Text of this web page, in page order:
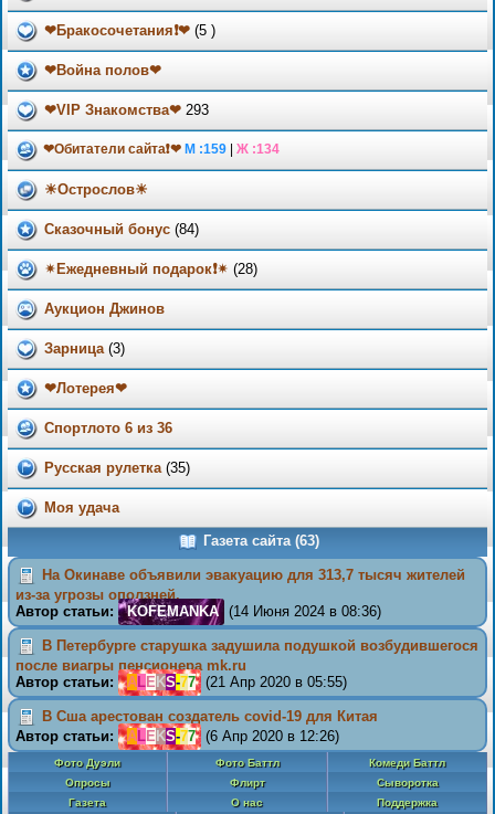
❤Бракосочетания❗❤ (5 )
❤Война полов❤
❤VIP Знакомства❤ 293
❤Обитатели сайта❗❤ М :159 Ж :134
☀Острослов☀
Сказочный бонус (84)
✴Ежедневный подарок❗✴ (28)
Аукцион Джинов
Зарница(3)
❤Лотерея❤
Спортлото 6 из 36
Русская рулетка(35)
Моя удача
Газета сайта (63)
На Окинаве объявили эвакуацию для 313,7 тысяч жителей
из-за угрозы оползней.
Автор статьи:
KOFEMANKA (14 Июня 2024 в 08:36)
В Петербурге старушка задушила подушкой возбудившегося
после виагры пенсионера mk.ru
Автор статьи:
A LE KS-77 (21 Апр 2020 в 05:55)
В Сша арестован создатель covid-19 для Китая
Автор статьи:
A LE KS-77 (6 Апр 2020 в 12:26)
Фото Дуэли Фото Баттл
Комеди Баттл
Опросы
Флирт
Сыворотка
Газета
О нас Поддержка